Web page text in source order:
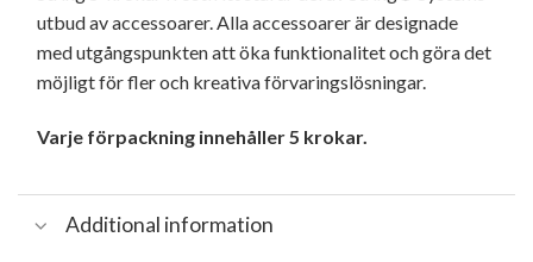
utbud av accessoarer. Alla accessoarer är designade
med utgångspunkten att öka funktionalitet och göra det
möjligt för fler och kreativa förvaringslösningar.
Varje förpackning innehåller 5 krokar.
Additional information